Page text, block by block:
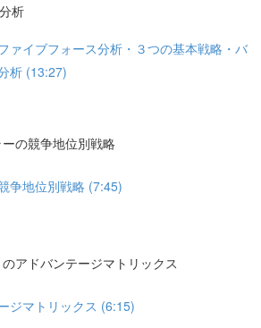
析
ァイブフォース分析・３つの基本戦略・バ
析 (13:27)
の競争地位別戦略
争地位別戦略 (7:45)
アドバンテージマトリックス
ジマトリックス (6:15)